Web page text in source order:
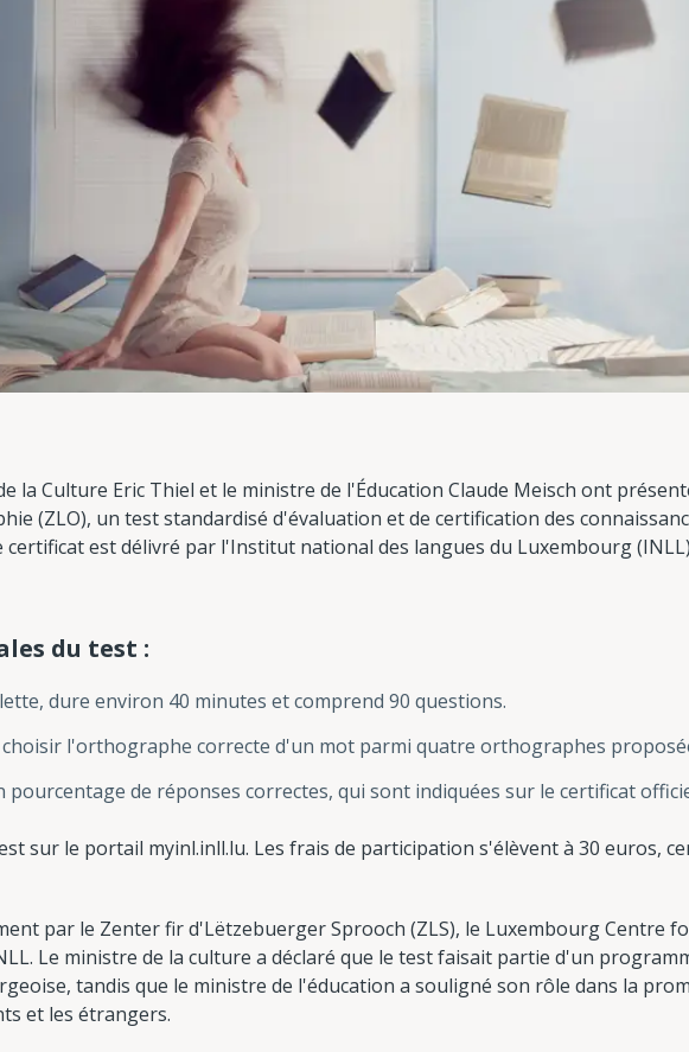
la Culture Eric Thiel et le ministre de l'Éducation Claude Meisch ont
(ZLO), un test standardisé d'évaluation et de certification des
est délivré par l'Institut national des langues du Luxembourg
du test :
dure environ 40 minutes et comprend 90 questions.
l'orthographe correcte d'un mot parmi quatre orthographes
de réponses correctes, qui sont indiquées sur le certificat
sur le portail myinl.inll.lu. Les frais de participation s'élèvent à 30 euros,
par le Zenter fir d'Lëtzebuerger Sprooch (ZLS), le Luxembourg Centre
Le ministre de la culture a déclaré que le test faisait partie d'un
tandis que le ministre de l'éducation a souligné son rôle dans la
et les étrangers.